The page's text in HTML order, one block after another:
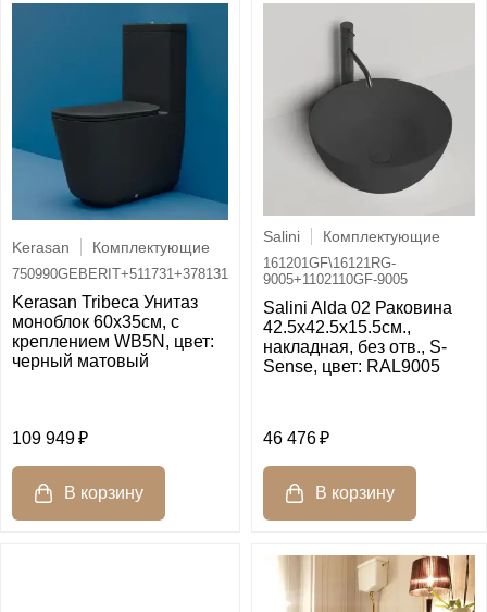
Kerasan Комплектующие
750990GEBERIT+511731+378131
Kerasan Tribeca Унитаз
моноблок 60х35см, c
креплением WB5N, цвет:
черный матовый
109 949
Salini Комплектующие
161201GF\16121RG-
9005+1102110GF-9005
Salini Alda 02 Раковина
42.5х42.5х15.5см.,
накладная, без отв., S-
Sense, цвет: RAL9005
46 476